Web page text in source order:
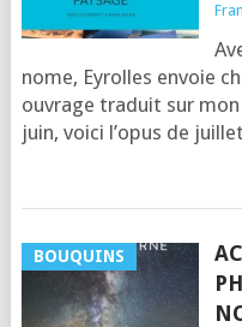
nome, Eyrolles envoie
ouvrage tra­duit sur
juin, voi­ci l’o­pus de
BOUQUINS